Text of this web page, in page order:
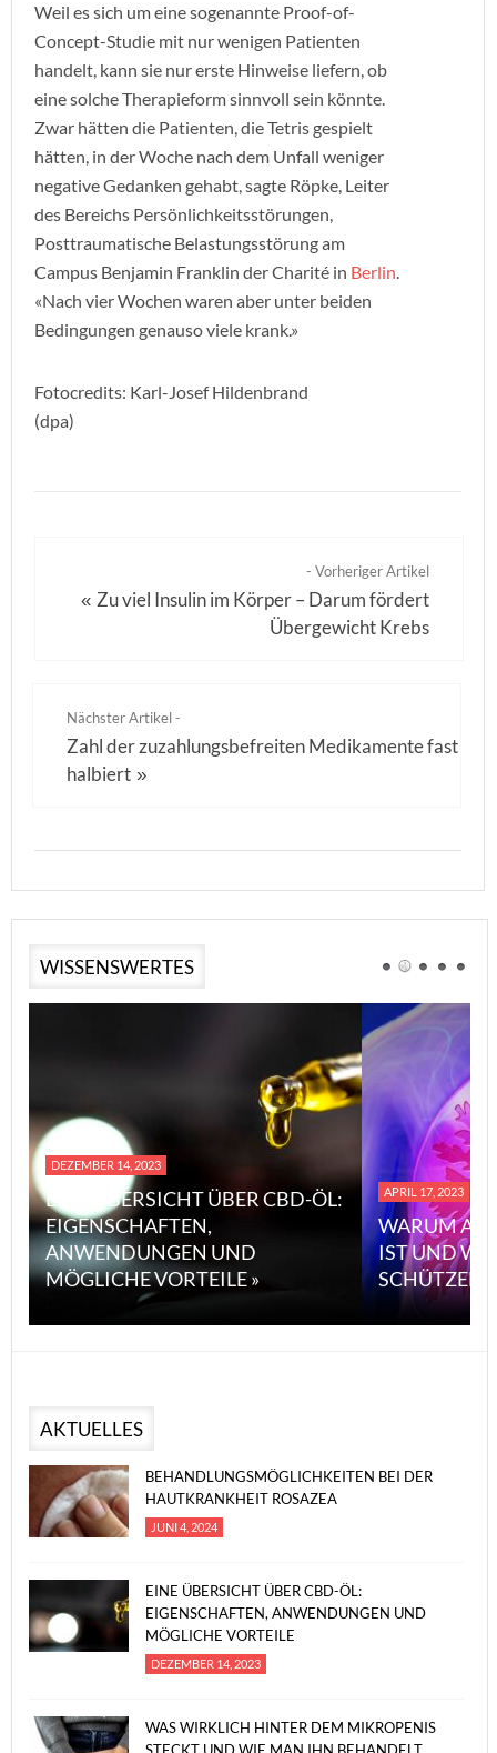
Weil es sich um eine sogenannte Proof-of-
Concept-Studie mit nur wenigen Patienten
handelt, kann sie nur erste Hinweise liefern, ob
eine solche Therapieform sinnvoll sein könnte.
Zwar hätten die Patienten, die Tetris gespielt
hätten, in der Woche nach dem Unfall weniger
negative Gedanken gehabt, sagte Röpke, Leiter
des Bereichs Persönlichkeitsstörungen,
Posttraumatische Belastungsstörung am
Campus Benjamin Franklin der Charité in Berlin.
«Nach vier Wochen waren aber unter beiden
Bedingungen genauso viele krank.»
Fotocredits: Karl-Josef Hildenbrand
(dpa)
- Vorheriger Artikel
«Zu viel Insulin im Körper – Darum fördert
Übergewicht Krebs
Nächster Artikel -
Zahl der zuzahlungsbefreiten Medikamente fast
halbiert »
WISSENSWERTES
DEZEMBER 14, 2023
EINE ÜBERSICHT ÜBER CBD-ÖL:
EIGENSCHAFTEN,
ANWENDUNGEN UND
MÖGLICHE VORTEILE »
APRIL 17, 2023
WARUM
IST UND
SCHÜTZEN
AKTUELLES
BEHANDLUNGSMÖGLICHKEITEN BEI DER
HAUTKRANKHEIT ROSAZEA
JUNI 4, 2024
EINE ÜBERSICHT ÜBER CBD-ÖL:
EIGENSCHAFTEN, ANWENDUNGEN UND
MÖGLICHE VORTEILE
DEZEMBER 14, 2023
WAS WIRKLICH HINTER DEM MIKROPENIS